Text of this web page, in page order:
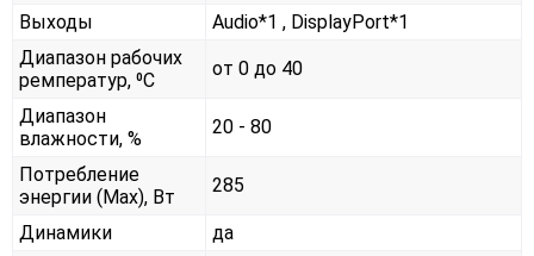
Выходы
Audio*1 , DisplayPort*1
Диапазон рабочих
ремператур, ⁰С
от 0 до 40
Диапазон
влажности, %
20 - 80
Потребление
энергии (Max), Вт
285
Динамики да